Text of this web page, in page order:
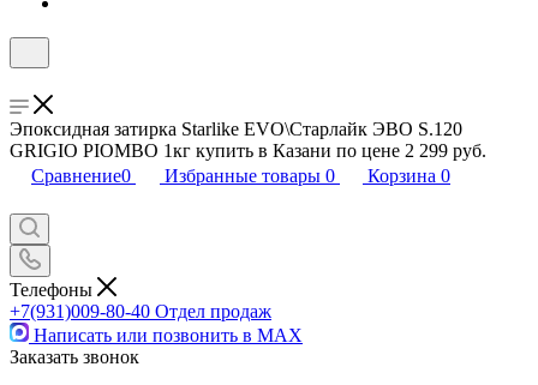
Эпоксидная затирка Starlike EVO\Старлайк ЭВО S.120
GRIGIO PIOMBO 1кг купить в Казани по цене 2 299 руб.
Сравнение0 Избранные товары 0 Корзина 0
Телефоны
+7(931)009-80-40 Отдел продаж
Написать или позвонить в МАХ
Заказать звонок